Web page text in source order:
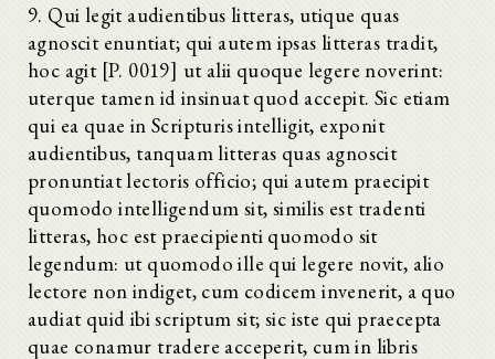
9. Qui legit audientibus litteras, utique quas
agnoscit enuntiat; qui autem ipsas litteras tradit,
hoc agit [P. 0019] ut alii quoque legere noverint:
uterque tamen id insinuat quod accepit. Sic etiam
qui ea quae in Scripturis intelligit, exponit
audientibus, tanquam litteras quas agnoscit
pronuntiat lectoris officio; qui autem praecipit
quomodo intelligendum sit, similis est tradenti
litteras, hoc est praecipienti quomodo sit
legendum: ut quomodo ille qui legere novit, alio
lectore non indiget, cum codicem invenerit, a quo
audiat quid ibi scriptum sit; sic iste qui praecepta
quae conamur tradere acceperit, cum in libris